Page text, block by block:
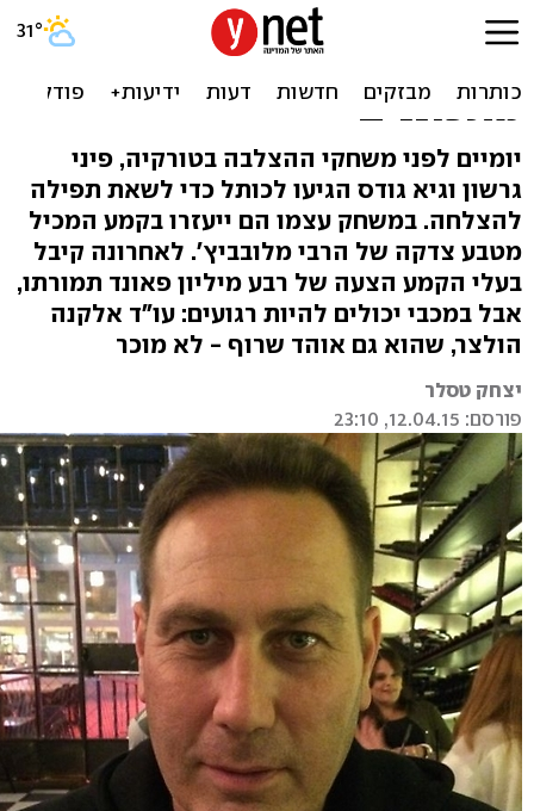
תפילה בכותל, קמע מהרבי:
פיני גרשון וגיא גודס
מתכוננים
יומיים לפני משחקי ההצלבה בטורקיה, פיני
גרשון וגיא גודס הגיעו לכותל כדי לשאת תפילה
להצלחה. במשחק עצמו הם ייעזרו בקמע המכיל
מטבע צדקה של הרבי מלובביץ'. לאחרונה קיבל
בעלי הקמע הצעה של רבע מיליון פאונד תמורתו,
אבל במכבי יכולים להיות רגועים: עו"ד אלקנה
הולצר, שהוא גם אוהד שרוף - לא מוכר
יצחק טסלר
פורסם: 12.04.15, 23:10